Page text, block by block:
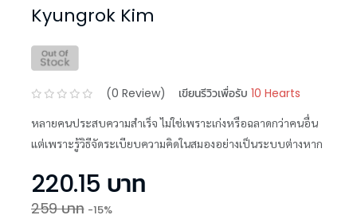
Kyungrok Kim
(0 Review) เขียนรีวิวเพื่อรับ 10 Hearts
หลายคนประสบความสำเร็จ ไม่ใช่เพราะเก่งหรือฉลาดกว่าคนอื่น
แต่เพราะรู้วิธีจัดระเบียบความคิดในสมองอย่างเป็นระบบต่างหาก
220.15 บาท
259บาท -15%